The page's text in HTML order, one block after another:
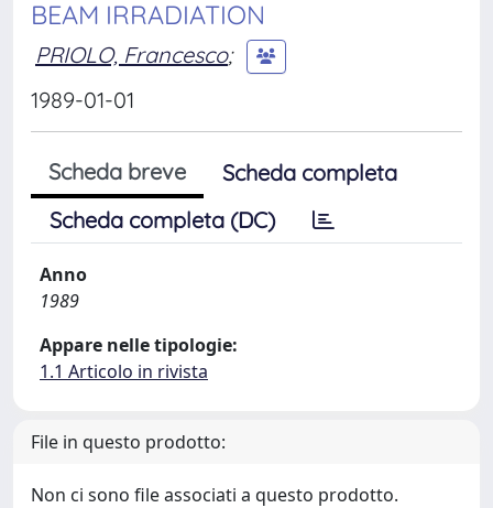
BEAM IRRADIATION
PRIOLO, Francesco;
1989-01-01
Scheda breve
Scheda completa
Scheda completa (DC)
Anno
1989
Appare nelle tipologie:
1.1 Articolo in rivista
File in questo prodotto:
Non ci sono file associati a questo prodotto.